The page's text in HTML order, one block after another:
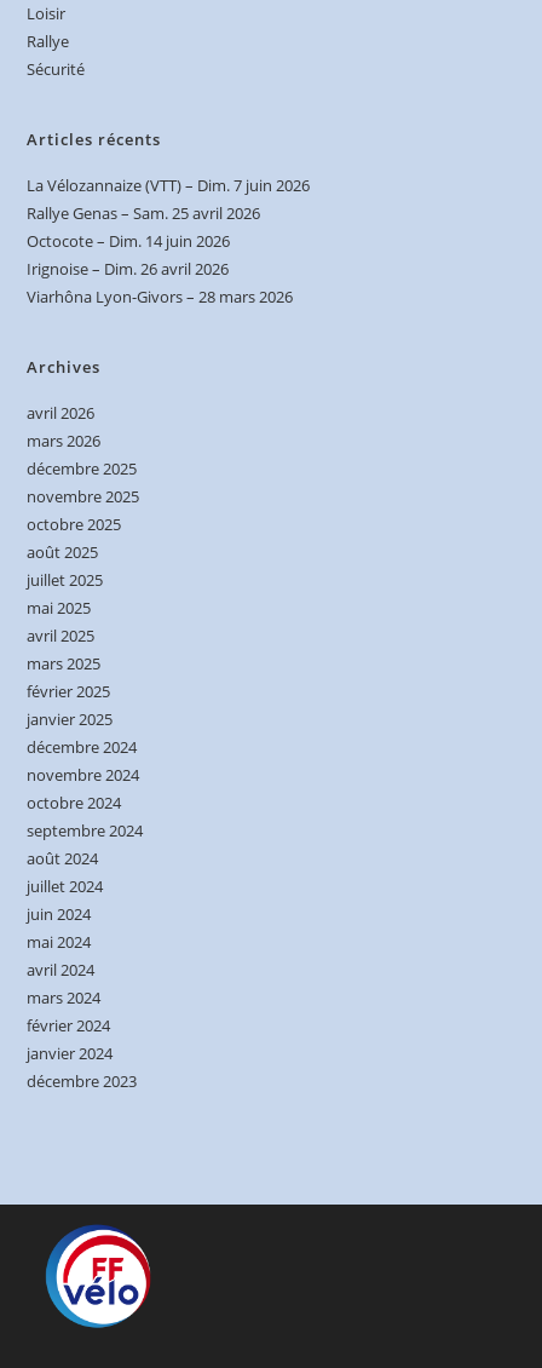
Loisir
Rallye
Sécurité
Articles récents
La Vélozannaize (VTT) – Dim. 7 juin 2026
Rallye Genas – Sam. 25 avril 2026
Octocote – Dim. 14 juin 2026
Irignoise – Dim. 26 avril 2026
Viarhôna Lyon-Givors – 28 mars 2026
Archives
avril 2026
mars 2026
décembre 2025
novembre 2025
octobre 2025
août 2025
juillet 2025
mai 2025
avril 2025
mars 2025
février 2025
janvier 2025
décembre 2024
novembre 2024
octobre 2024
septembre 2024
août 2024
juillet 2024
juin 2024
mai 2024
avril 2024
mars 2024
février 2024
janvier 2024
décembre 2023